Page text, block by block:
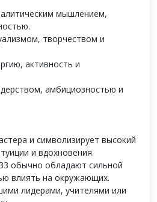
мышлением,
творчеством и
активность и
амбициозностью и
и символизирует высокий
и вдохновения.
обычно обладают сильной
влиять на окружающих.
лидерами, учителями или